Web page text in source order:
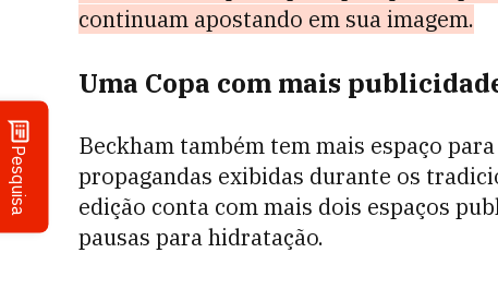
Pesquisa
continuam apostando em sua imagem.
Uma Copa com mais
Beckham também tem mais espaço
propagandas exibidas durante os
edição conta com mais dois espaços
pausas para hidratação.